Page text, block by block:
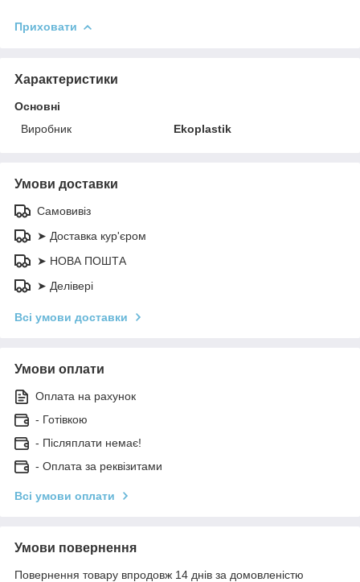
Приховати
Характеристики
Основні
Виробник
Ekoplastik
Умови доставки
Самовивіз
➤ Доставка кур'єром
➤ НОВА ПОШТА
➤ Делівері
Всі умови доставки
Умови оплати
Оплата на рахунок
- Готівкою
- Післяплати немає!
- Оплата за реквізитами
Всі умови оплати
Умови повернення
Повернення товару впродовж 14 днів за домовленістю